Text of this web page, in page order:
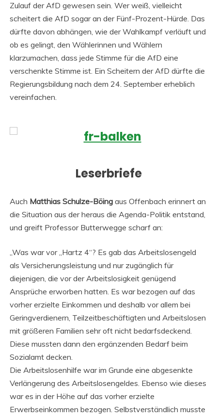
Zulauf der AfD gewesen sein. Wer weiß, vielleicht
scheitert die AfD sogar an der Fünf-Prozent-Hürde. Das
dürfte davon abhängen, wie der Wahlkampf verläuft und
ob es gelingt, den Wählerinnen und Wählern
klarzumachen, dass jede Stimme für die AfD eine
verschenkte Stimme ist. Ein Scheitern der AfD dürfte die
Regierungsbildung nach dem 24. September erheblich
vereinfachen.
Leserbriefe
Auch Matthias Schulze-Böing aus Offenbach erinnert an
die Situation aus der heraus die Agenda-Politik entstand,
und greift Professor Butterwegge scharf an:
„Was war vor „Hartz 4“? Es gab das Arbeitslosengeld
als Versicherungsleistung und nur zugänglich für
diejenigen, die vor der Arbeitslosigkeit genügend
Ansprüche erworben hatten. Es war bezogen auf das
vorher erzielte Einkommen und deshalb vor allem bei
Geringverdienern, Teilzeitbeschäftigten und Arbeitslosen
mit größeren Familien sehr oft nicht bedarfsdeckend.
Diese mussten dann den ergänzenden Bedarf beim
Sozialamt decken.
Die Arbeitslosenhilfe war im Grunde eine abgesenkte
Verlängerung des Arbeitslosengeldes. Ebenso wie dieses
war es in der Höhe auf das vorher erzielte
Erwerbseinkommen bezogen. Selbstverständlich musste